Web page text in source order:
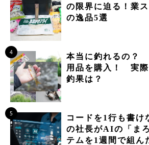
の限界に迫る！業
の逸品5選
4
本当に釣れるの？
用品を購入！ 実際
釣果は？
5
コードを1行も書け
の社長がAIの「ま
テムを1週間で組ん